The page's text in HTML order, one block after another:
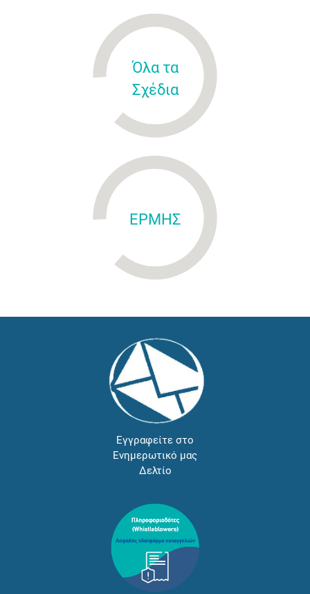
Όλα τα
Σχέδια
ΕΡΜΗΣ
Εγγραφείτε στο
Ενημερωτικό μας
Δελτίο